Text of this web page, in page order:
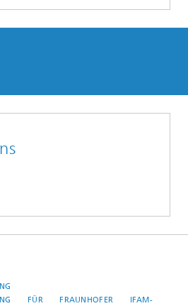
FÜR FRAUNHOFER IFAM-